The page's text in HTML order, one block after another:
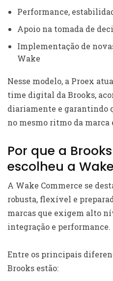
Performance,
Apoio na tomada de
Implementação de
Wake
Nesse modelo, a Proex
time digital da Brooks,
diariamente e garantindo
no mesmo ritmo da marca
Por que a
escolheu a
A Wake Commerce se
robusta, flexível e
marcas que exigem alto
integração e performance.
Entre os principais
Brooks estão: